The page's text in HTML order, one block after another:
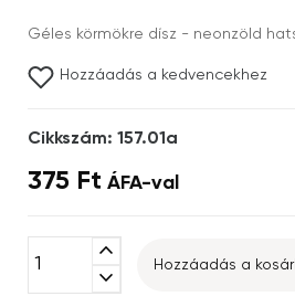
Géles körmökre dísz - neonzöld
Hozzáadás a kedvencekhez
Cikkszám: 157.01a
375 Ft ÁFA-val
expand_less
expand_more
Hozzáadás a